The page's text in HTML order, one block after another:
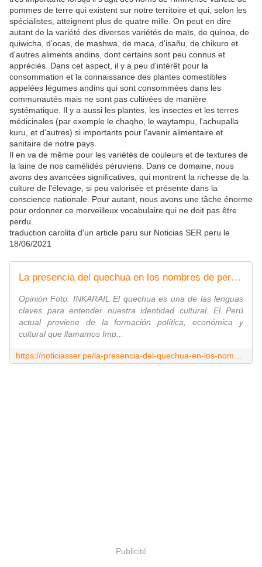
pommes de terre qui existent sur notre territoire et qui, selon les
spécialistes, atteignent plus de quatre mille. On peut en dire
autant de la variété des diverses variétés de maïs, de quinoa, de
quiwicha, d'ocas, de mashwa, de maca, d'isañu, de chikuro et
d'autres aliments andins, dont certains sont peu connus et
appréciés. Dans cet aspect, il y a peu d'intérêt pour la
consommation et la connaissance des plantes comestibles
appelées légumes andins qui sont consommées dans les
communautés mais ne sont pas cultivées de manière
systématique. Il y a aussi les plantes, les insectes et les terres
médicinales (par exemple le chaqho, le waytampu, l'achupalla
kuru, et d'autres) si importants pour l'avenir alimentaire et
sanitaire de notre pays.
Il en va de même pour les variétés de couleurs et de textures de
la laine de nos camélidés péruviens. Dans ce domaine, nous
avons des avancées significatives, qui montrent la richesse de la
culture de l'élevage, si peu valorisée et présente dans la
conscience nationale. Pour autant, nous avons une tâche énorme
pour ordonner ce merveilleux vocabulaire qui ne doit pas être
perdu.
traduction carolita d'un article paru sur Noticias SER peru le
18/06/2021
La presencia del quechua en los nombres de personas, lugares, plantas en el Perú del siglo XXI | Noticias SER
Opinión Foto: INKARAIL El quechua es una de las lenguas
claves para entender nuestra identidad cultural. El Perú
actual proviene de la formación política, económica y
cultural que llamamos Imp...
Publicité